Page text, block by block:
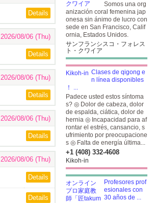
Details
2026/08/06 (Thu)
Details
2026/08/06 (Thu)
Details
2026/08/06 (Thu)
Details
2026/08/06 (Thu)
Details
Details
Somos una org
anización coral femenina jap
onesa sin ánimo de lucro con
sede en San Francisco, Calif
ornia, Estados Unidos.
サンフランシスコ・フォレス
ト・クワイア
Clases de qigong e
n línea disponibles
！ ...
Padece usted estos síntoma
s? ◎ Dolor de cabeza, dolor
de espalda, ciática, dolor de
hernia ◎ Incapacidad para af
rontar el estrés, cansancio, s
ufrimiento por preocupacione
s ◎ Falta de energía última...
+1 (408) 332-4608
Kikoh-in
Profesores prof
esionales con
30 años de ...